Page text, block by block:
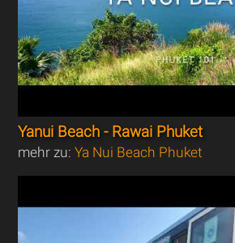
Yanui Beach - Rawai Phuket
mehr zu:Ya Nui Beach Phuket